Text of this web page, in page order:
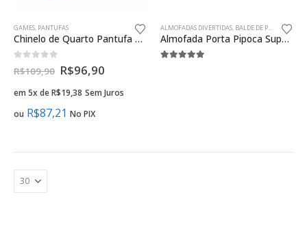
GAMES, PANTUFAS
Chinelo de Quarto Pantufa Mario Bros Logo Oficial Moda Geek
R$109,90 R$96,90
em 5x deR$19,38 Sem Juros
ou R$87,21 No PIX
ALMOFADAS DIVERTIDAS, BALDE DE PIPOCA
Almofada Porta Pipoca Super Mario Cenário Presente Criativo Geek